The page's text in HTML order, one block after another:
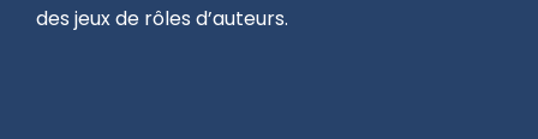
des jeux de rôles d’auteurs.